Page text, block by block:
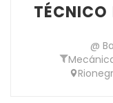
TÉCNICO
@